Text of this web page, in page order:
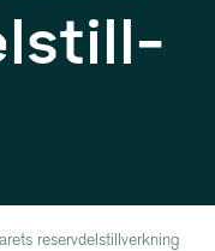
reservdelstillverkning